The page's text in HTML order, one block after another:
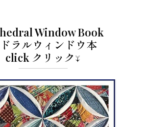
Window Book
ラルウィンドウ本
click クリック↓